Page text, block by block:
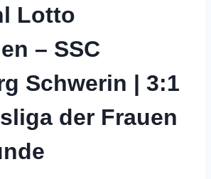
Lotto
– SSC
Schwerin | 3:1
der Frauen